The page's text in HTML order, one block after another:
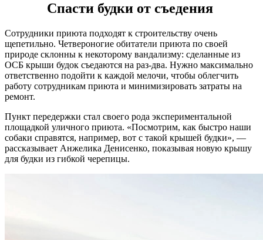
Спасти будки от съедения
Сотрудники приюта подходят к строительству очень
щепетильно. Четвероногие обитатели приюта по своей
природе склонны к некоторому вандализму: сделанные из
ОСБ крыши будок съедаются на раз-два. Нужно максимально
ответственно подойти к каждой мелочи, чтобы облегчить
работу сотрудникам приюта и минимизировать затраты на
ремонт.
Пункт передержки стал своего рода экспериментальной
площадкой уличного приюта. «Посмотрим, как быстро наши
собаки справятся, например, вот с такой крышей будки», —
рассказывает Анжелика Денисенко, показывая новую крышу
для будки из гибкой черепицы.